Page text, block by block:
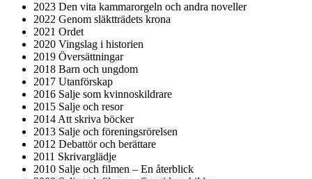
2023 Den vita kammarorgeln och andra noveller
2022 Genom släktträdets krona
2021 Ordet
2020 Vingslag i historien
2019 Översättningar
2018 Barn och ungdom
2017 Utanförskap
2016 Salje som kvinnoskildrare
2015 Salje och resor
2014 Att skriva böcker
2013 Salje och föreningsrörelsen
2012 Debattör och berättare
2011 Skrivarglädje
2010 Salje och filmen – En återblick